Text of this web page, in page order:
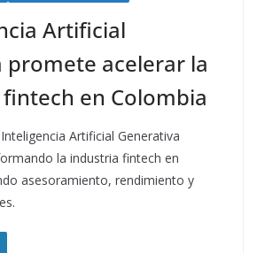
Artificial
promete acelerar la
en Colombia
Artificial Generativa
la industria fintech en
asesoramiento, rendimiento y